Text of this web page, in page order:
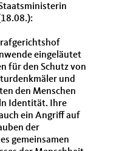
eingeläutet
für den Schutz von
und
den Menschen
Identität. Ihre
ein Angriff auf
der
gemeinsamen